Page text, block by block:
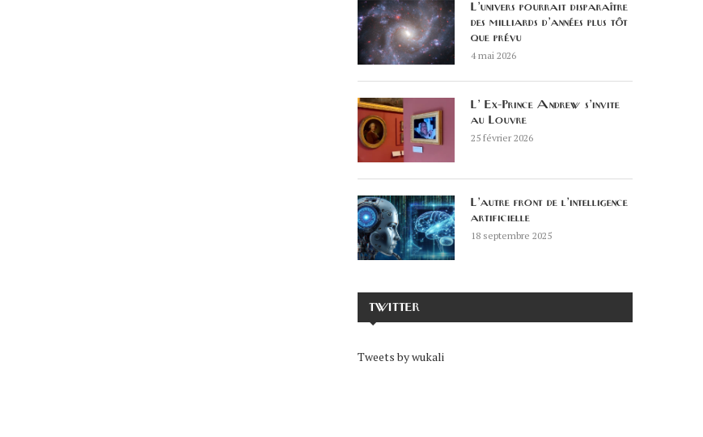
L’univers pourrait disparaître
des milliards d’années plus tôt
que prévu
4 mai 2026
L’ Ex-Prince Andrew s’invite
au Louvre
25 février 2026
L’autre front de l’intelligence
artificielle
18 septembre 2025
TWITTER
Tweets by wukali